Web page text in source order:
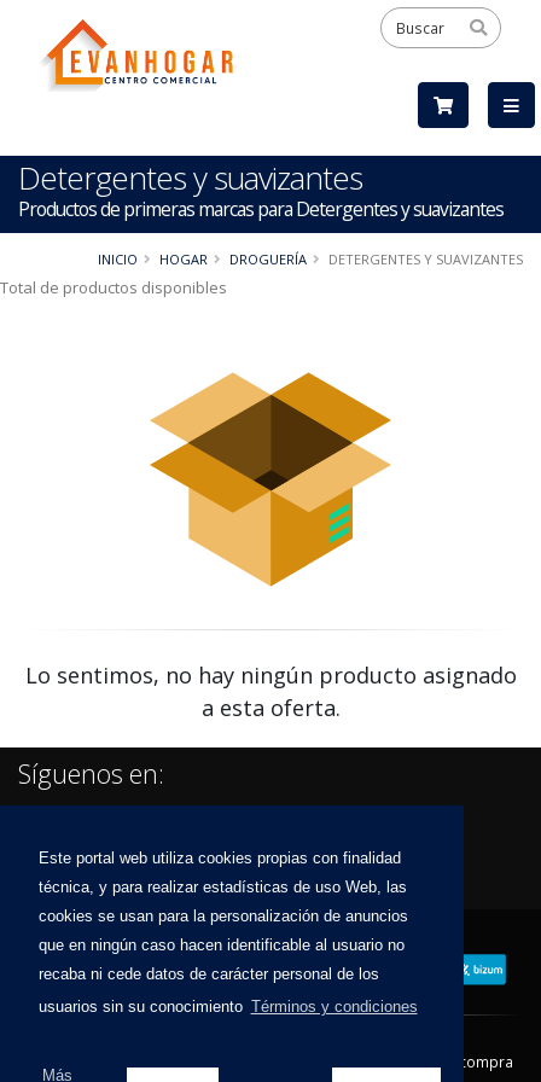
Este portal web utiliza cookies propias con finalidad
técnica, y para realizar estadísticas de uso Web, las
cookies se usan para la personalización de anuncios
que en ningún caso hacen identificable al usuario no
recaba ni cede datos de carácter personal de los
usuarios sin su conocimiento Términos y condiciones
Más
Detergentes y suavizantes
Productos de primeras marcas para Detergentes y suavizantes
INICIO HOGAR DROGUERÍA DETERGENTES Y SUAVIZANTES
Total de productos disponibles
Lo sentimos, no hay ningún producto asignado
a esta oferta.
Síguenos en:
Condiciones de compra